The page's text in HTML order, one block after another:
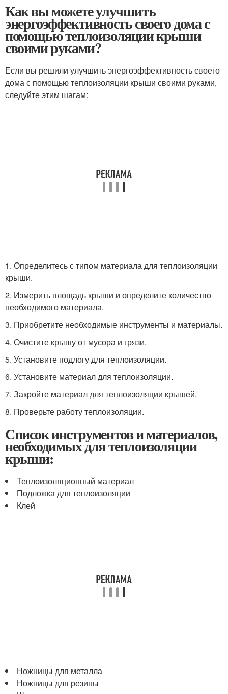
Как вы можете улучшить
энергоэффективность своего дома с
помощью теплоизоляции крыши
своими руками?
Если вы решили улучшить энергоэффективность своего
дома с помощью теплоизоляции крыши своими руками,
следуйте этим шагам:
1. Определитесь с типом материала для теплоизоляции
крыши.
2. Измерить площадь крыши и определите количество
необходимого материала.
3. Приобретите необходимые инструменты и материалы.
4. Очистите крышу от мусора и грязи.
5. Установите подлогу для теплоизоляции.
6. Установите материал для теплоизоляции.
7. Закройте материал для теплоизоляции крышей.
8. Проверьте работу теплоизоляции.
Список инструментов и материалов,
необходимых для теплоизоляции
крыши:
Теплоизоляционный материал
Подложка для теплоизоляции
Клей
Ножницы для металла
Ножницы для резины